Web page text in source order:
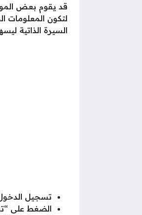
قد يقوم بعض
لتكون
السيرة الذاتية
تسجيل
الضغط على